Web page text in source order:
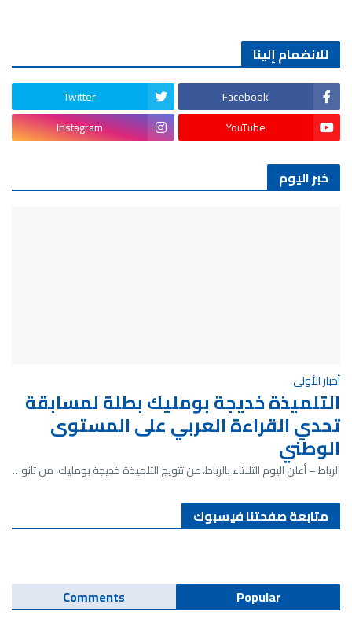
للانضمام إلينا
Facebook
Twitter
YouTube
Instagram
خبر اليوم
أخبار الأولى
التلميذة خديجة بومليك بطلة لمسابقة
تحدي القراءة العربي على المستوى
الوطني
الرباط – أعلن اليوم الثلاثاء بالرباط، عن تتويج التلميذة خديجة بومليك، من ثانو…
متابعة صفحتنا فيسبوك
Popular
Comments